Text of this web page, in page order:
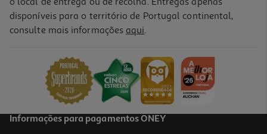
Champô Biorga Ecophane Soft 2x500 -50% 2ªun
38,32 €
disponíveis para o território de Portugal continental,
consulte mais informações aqui.
Informações para pagamentos ONEY